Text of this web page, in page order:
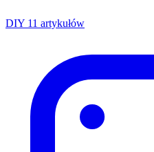
DIY 11 artykułów